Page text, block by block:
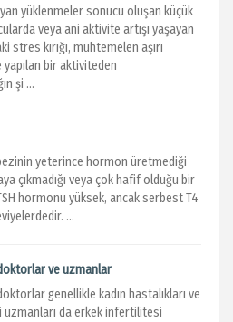
yüklenmeler sonucu oluşan küçük
veya ani aktivite artışı yaşayan
stres kırığı, muhtemelen aşırı
yapılan bir aktiviteden
şi ...
yeterince hormon üretmediği
çıkmadığı veya çok hafif olduğu bir
hormonu yüksek, ancak serbest T4
...
ve uzmanlar
genellikle kadın hastalıkları ve
uzmanları da erkek infertilitesi